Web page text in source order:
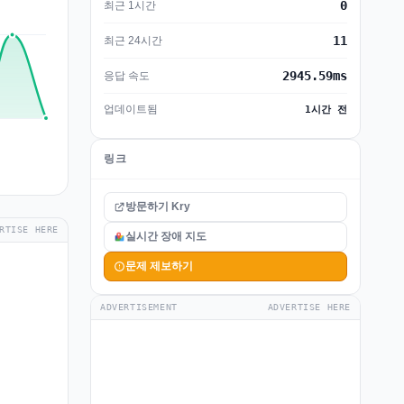
HERE
최근 1시간 0
최근 24시간 11
응답 속도 2945.59ms
업데이트됨 1시간 전
링크
방문하기 Kry
실시간 장애 지도
문제 제보하기
ADVERTISEMENT ADVERTISE HERE